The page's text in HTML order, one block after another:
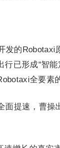
的Robotaxi
已形成“智
全要素
提速，曹操